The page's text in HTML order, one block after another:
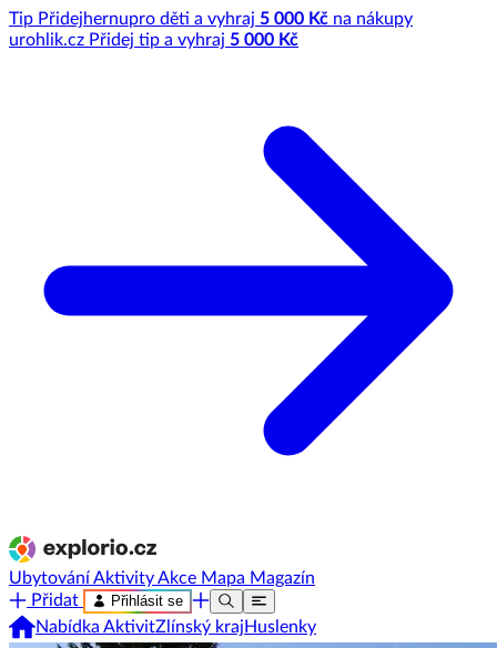
Tip Přidejhernupro děti a vyhraj 5 000 Kč na nákupy
urohlik.cz Přidej tip a vyhraj 5 000 Kč
UbytováníAktivityAkce Mapa Magazín
Přidat
Přihlásit se
Nabídka AktivitZlínský kraj Huslenky